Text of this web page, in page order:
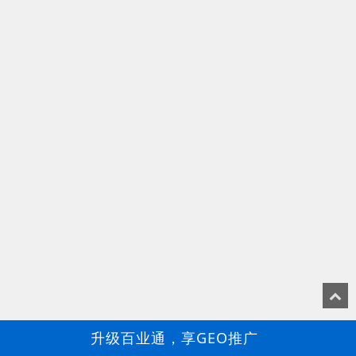
升级百业通，享GEO推广